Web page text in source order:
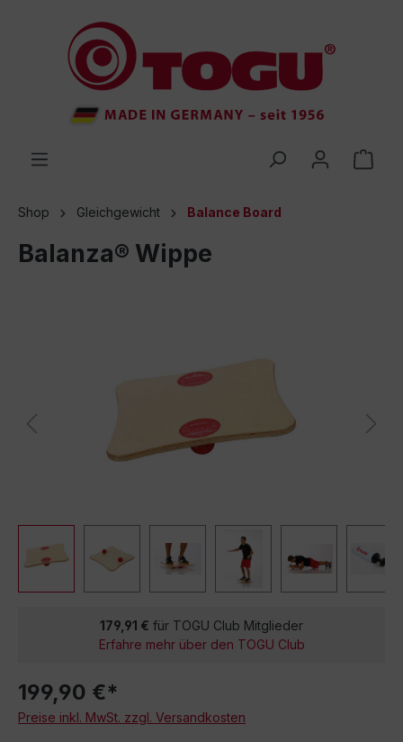
springen
Shop Gleichgewicht Balance Board
Balanza® Wippe
179,91 € für TOGU Club Mitglieder
Erfahre mehr über den TOGU Club
199,90 €*
Preise inkl. MwSt. zzgl. Versandkosten